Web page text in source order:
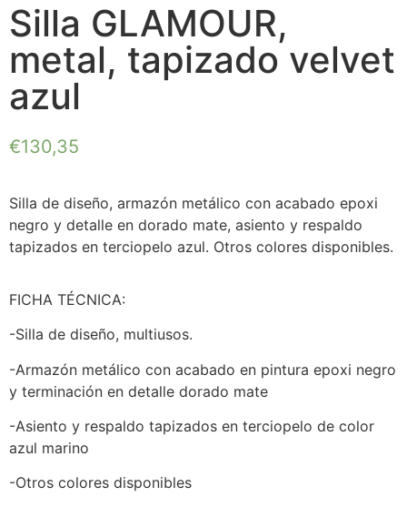
Silla GLAMOUR,
metal, tapizado velvet
azul
€130,35
Silla de diseño, armazón metálico con acabado epoxi
negro y detalle en dorado mate, asiento y respaldo
tapizados en terciopelo azul. Otros colores disponibles.
FICHA TÉCNICA:
-Silla de diseño, multiusos.
-Armazón metálico con acabado en pintura epoxi negro
y terminación en detalle dorado mate
-Asiento y respaldo tapizados en terciopelo de color
azul marino
-Otros colores disponibles